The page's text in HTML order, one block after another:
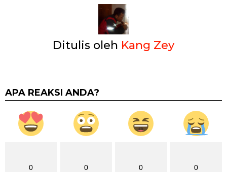
Ditulis oleh Kang Zey
APA REAKSI ANDA?
0 0 0 0